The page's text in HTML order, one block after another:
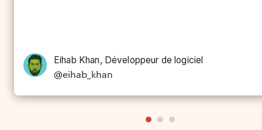
Stewart Elliot, Développeur d'application
@stewcelliott
Eihab Khan, Développeur de logiciel
@eihab_khan